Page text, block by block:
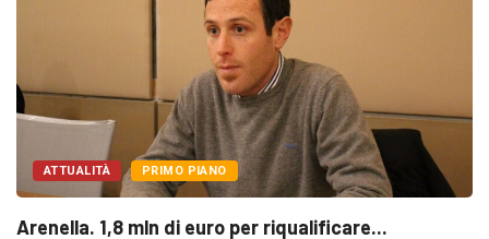
ATTUALITÀ PRIMO PIANO
Arenella. 1,8 mln di euro per riqualificare...